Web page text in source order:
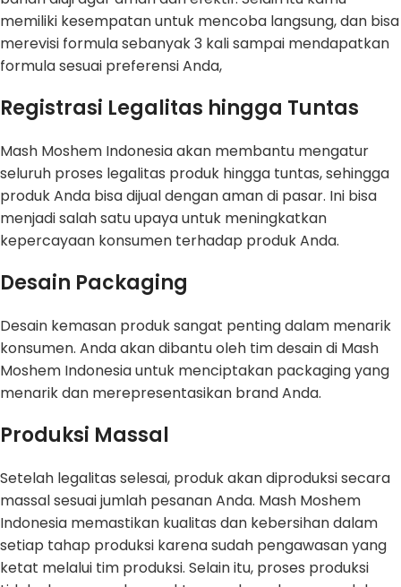
memiliki kesempatan untuk mencoba langsung, dan bisa
merevisi formula sebanyak 3 kali sampai mendapatkan
formula sesuai preferensi Anda,
Registrasi Legalitas hingga Tuntas
Mash Moshem Indonesia akan membantu mengatur
seluruh proses legalitas produk hingga tuntas, sehingga
produk Anda bisa dijual dengan aman di pasar. Ini bisa
menjadi salah satu upaya untuk meningkatkan
kepercayaan konsumen terhadap produk Anda.
Desain Packaging
Desain kemasan produk sangat penting dalam menarik
konsumen. Anda akan dibantu oleh tim desain di Mash
Moshem Indonesia untuk menciptakan packaging yang
menarik dan merepresentasikan brand Anda.
Produksi Massal
Setelah legalitas selesai, produk akan diproduksi secara
massal sesuai jumlah pesanan Anda. Mash Moshem
Indonesia memastikan kualitas dan kebersihan dalam
setiap tahap produksi karena sudah pengawasan yang
ketat melalui tim produksi. Selain itu, proses produksi